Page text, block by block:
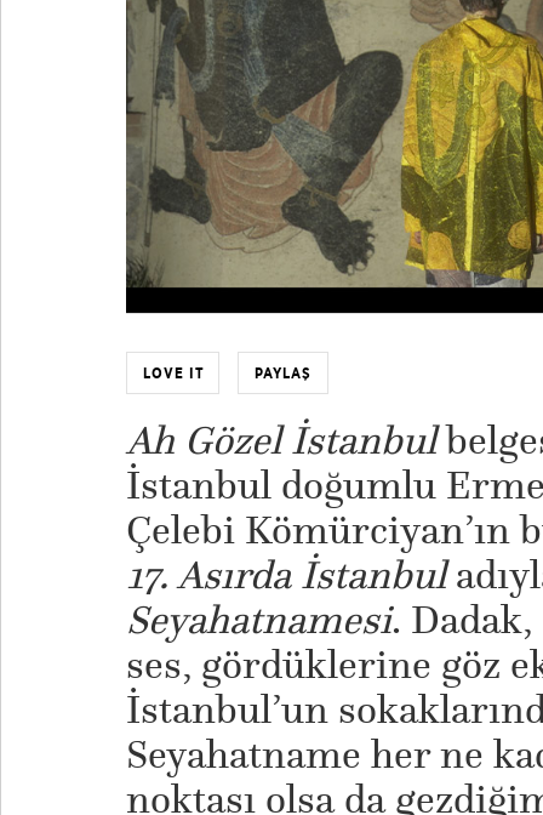
LOVE IT PAYLAŞ
Ah Gözel İstanbul
İstanbul doğumlu
Çelebi Kömürciyan’ın
17. Asırda İstanbul
Seyahatnamesi.
ses, gördüklerine göz
İstanbul’un
Seyahatname her ne
noktası olsa da